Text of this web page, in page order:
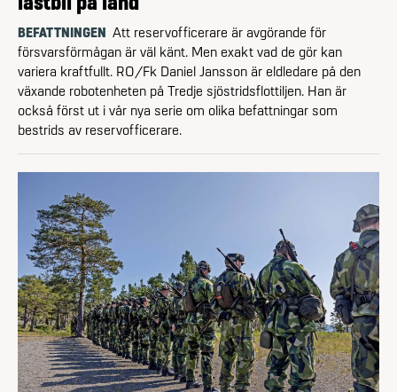
BEFATTNINGEN Att reservofficerare är avgörande för
försvarsförmågan är väl känt. Men exakt vad de gör kan
variera kraftfullt. RO/Fk Daniel Jansson är eldledare på den
växande robotenheten på Tredje sjöstridsflottiljen. Han är
också först ut i vår nya serie om olika befattningar som
bestrids av reservofficerare.